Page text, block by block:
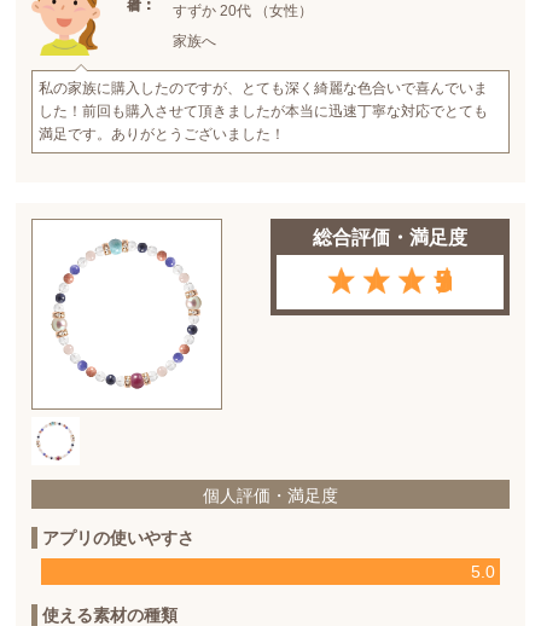
日：
者：
すずか 20代 （女性）
者：
家族へ
私の家族に購入したのですが、とても深く綺麗な色合いで喜んでいま
した！前回も購入させて頂きましたが本当に迅速丁寧な対応でとても
満足です。ありがとうございました！
総合評価・満足度
5
個人評価・満足度
アプリの使いやすさ
5.0
使える素材の種類